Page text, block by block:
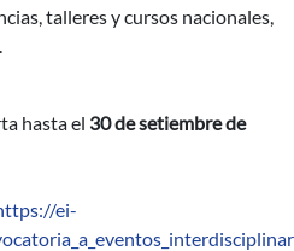
talleres y cursos nacionales,
hasta el 30 de setiembre de
ei-